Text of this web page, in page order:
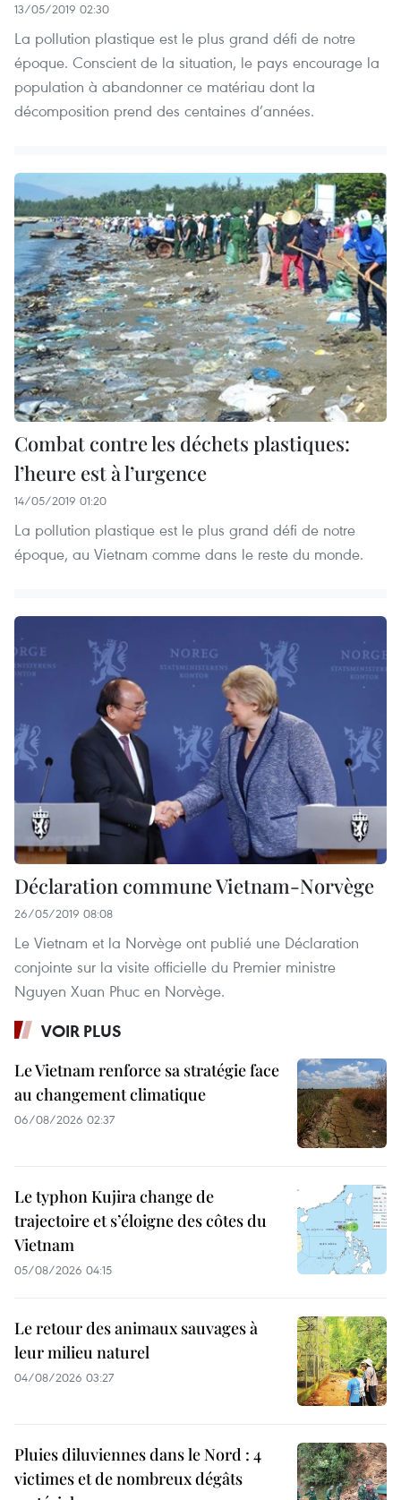
13/05/2019 02:30
La pollution plastique est le plus grand défi de notre
époque. Conscient de la situation, le pays encourage la
population à abandonner ce matériau dont la
décomposition prend des centaines d’années.
Combat contre les déchets plastiques:
l’heure est à l’urgence
14/05/2019 01:20
La pollution plastique est le plus grand défi de notre
époque, au Vietnam comme dans le reste du monde.
Déclaration commune Vietnam-Norvège
26/05/2019 08:08
Le Vietnam et la Norvège ont publié une Déclaration
conjointe sur la visite officielle du Premier ministre
Nguyen Xuan Phuc en Norvège.
VOIR PLUS
Le Vietnam renforce sa stratégie face
au changement climatique
06/08/2026 02:37
Le typhon Kujira change de
trajectoire et s’éloigne des côtes du
Vietnam
05/08/2026 04:15
Le retour des animaux sauvages à
leur milieu naturel
04/08/2026 03:27
Pluies diluviennes dans le Nord : 4
victimes et de nombreux dégâts